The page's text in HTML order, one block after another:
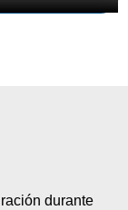
durante